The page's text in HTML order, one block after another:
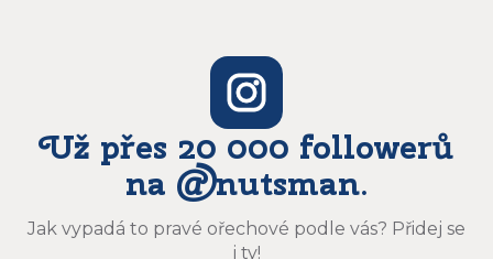
Už přes 20 000 followerů
na @nutsman.
Jak vypadá to pravé ořechové podle vás? Přidej se
i ty!